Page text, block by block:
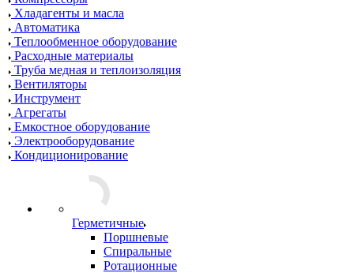
Хладагенты и масла
Автоматика
Теплообменное оборудование
Расходные материалы
Труба медная и теплоизоляция
Вентиляторы
Инструмент
Агрегаты
Емкостное оборудование
Электрооборудование
Кондиционирование
Герметичные
Поршневые
Спиральные
Ротационные